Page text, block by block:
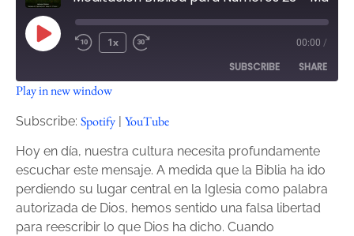
1x 00:00 /
SUBSCRIBE SHARE
Spotify
SHARE
LINK
EMBED
Play in new window
Subscribe: Spotify | YouTube
Hoy en día, nuestra cultura necesita profundamente
escuchar este mensaje. A medida que la Biblia ha ido
perdiendo su lugar central en la Iglesia como palabra
autorizada de Dios, hemos sentido una falsa libertad
para reescribir lo que Dios ha dicho. Cuando